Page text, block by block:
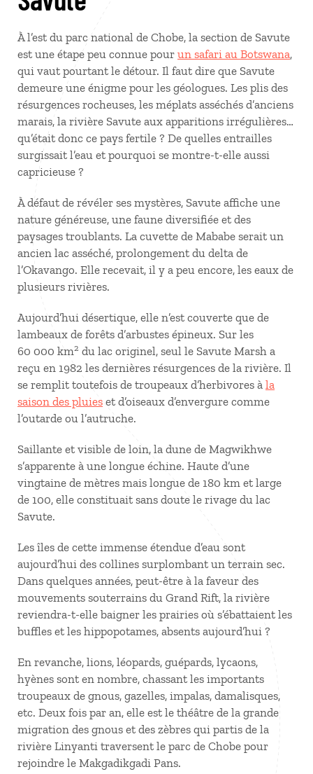
À l’est du parc national de Chobe, la section de Savute
est une étape peu connue pour un safari au Botswana,
qui vaut pourtant le détour. Il faut dire que Savute
demeure une énigme pour les géologues. Les plis des
résurgences rocheuses, les méplats asséchés d’anciens
marais, la rivière Savute aux apparitions irrégulières…
qu’était donc ce pays fertile ? De quelles entrailles
surgissait l’eau et pourquoi se montre-t-elle aussi
capricieuse ?
À défaut de révéler ses mystères, Savute affiche une
nature généreuse, une faune diversifiée et des
paysages troublants. La cuvette de Mababe serait un
ancien lac asséché, prolongement du delta de
l’Okavango. Elle recevait, il y a peu encore, les eaux de
plusieurs rivières.
Aujourd’hui désertique, elle n’est couverte que de
lambeaux de forêts d’arbustes épineux. Sur les
60 000 km2 du lac originel, seul le Savute Marsh a
reçu en 1982 les dernières résurgences de la rivière. Il
se remplit toutefois de troupeaux d’herbivores à la
saison des pluies et d’oiseaux d’envergure comme
l’outarde ou l’autruche.
Saillante et visible de loin, la dune de Magwikhwe
s’apparente à une longue échine. Haute d’une
vingtaine de mètres mais longue de 180 km et large
de 100, elle constituait sans doute le rivage du lac
Savute.
Les îles de cette immense étendue d’eau sont
aujourd’hui des collines surplombant un terrain sec.
Dans quelques années, peut-être à la faveur des
mouvements souterrains du Grand Rift, la rivière
reviendra-t-elle baigner les prairies où s’ébattaient les
buffles et les hippopotames, absents aujourd’hui ?
En revanche, lions, léopards, guépards, lycaons,
hyènes sont en nombre, chassant les importants
troupeaux de gnous, gazelles, impalas, damalisques,
etc. Deux fois par an, elle est le théâtre de la grande
migration des gnous et des zèbres qui partis de la
rivière Linyanti traversent le parc de Chobe pour
rejoindre le Makgadikgadi Pans.